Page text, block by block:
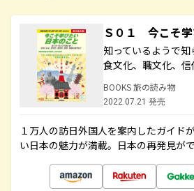
Ｓ０１ 今こそ学
知っているようで
食文化、職文化、
BOOKS 旅の読み物
2022.07.21 発売
１万人の訪日外国人を案内したガイド
い日本の魅力が満載。日本の再発見が